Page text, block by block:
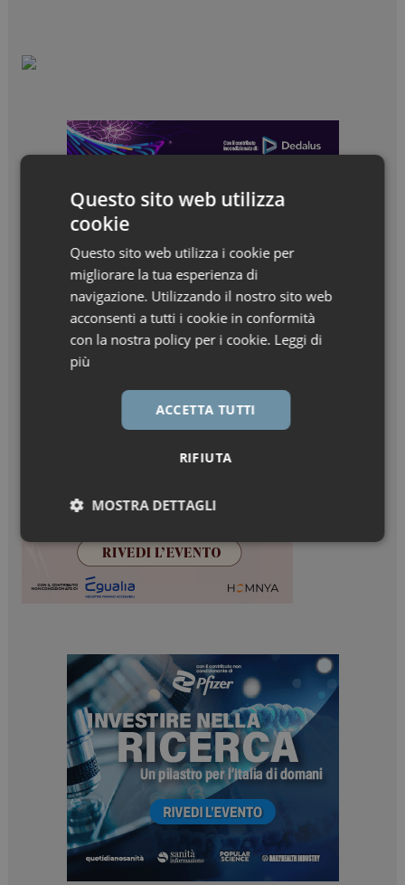
Questo sito web utilizza
cookie
Questo sito web utilizza i cookie per
migliorare la tua esperienza di
navigazione. Utilizzando il nostro sito web
acconsenti a tutti i cookie in conformità
con la nostra policy per i cookie. Leggi di
più
ACCETTA TUTTI
RIFIUTA
MOSTRA DETTAGLI
Necessari Marketing
Necessari Marketing
I cookie necessari contribuiscono a rendere fruibile il
sito web abilitandone funzionalità di base quali la
navigazione sulle pagine e l'accesso alle aree
protette del sito. Il sito web non è in grado di
funzionare correttamente senza questi cookie.
NOME
FORNITORE / DOMINIO
_ga
Google LLC
.dailyhealthindustry.it